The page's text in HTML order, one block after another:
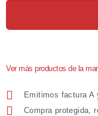
Ver más productos de la
Emitimos factura A
Compra protegida,